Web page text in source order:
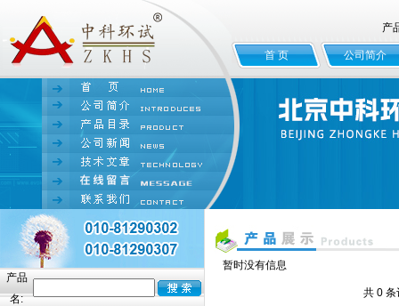
产
首 页 公司简介
产品
名:
暂时没有信息
共 0